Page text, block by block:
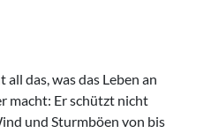
das, was das Leben an
macht: Er schützt nicht
und Sturmböen von bis